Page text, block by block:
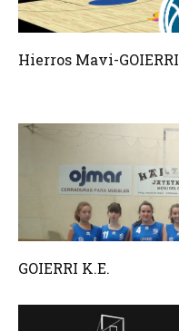
Hierros Mavi-GOIERRI
GOIERRI K.E.